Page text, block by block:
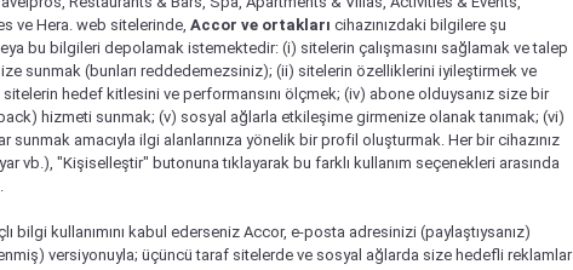
ve Hera. web sitelerinde, Accor ve ortakları cihazınızdaki bilgilere şu
bu bilgileri depolamak istemektedir: (i) sitelerin çalışmasını sağlamak ve talep
sunmak (bunları reddedemezsiniz); (ii) sitelerin özelliklerini iyileştirmek ve
hedef kitlesini ve performansını ölçmek; (iv) abone olduysanız size bir
hizmeti sunmak; (v) sosyal ağlarla etkileşime girmenize olanak tanımak; (vi)
sunmak amacıyla ilgi alanlarınıza yönelik bir profil oluşturmak. Her bir cihazınız
vb.), "Kişiselleştir" butonuna tıklayarak bu farklı kullanım seçenekleri arasında
bilgi kullanımını kabul ederseniz Accor, e-posta adresinizi (paylaştıysanız)
versiyonuyla; üçüncü taraf sitelerde ve sosyal ağlarda size hedefli reklamlar